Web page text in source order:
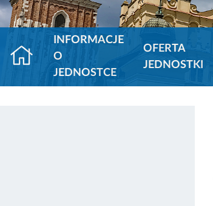
INFORMACJE
O
JEDNOSTCE
OFERTA
JEDNOSTKI